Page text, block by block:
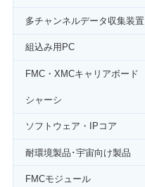
多チャンネルデータ収集装置
組込み用PC
FMC・XMCキャリアボード
シャーシ
ソフトウェア・IPコア
耐環境製品･宇宙向け製品
FMCモジュール